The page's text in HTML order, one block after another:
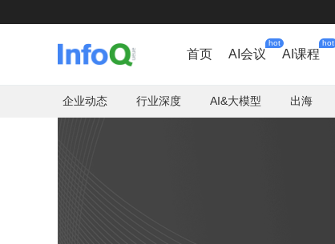
首页 AI会议
hot
AI课程
hot
企业动态 行业深度 AI&大模型 出海